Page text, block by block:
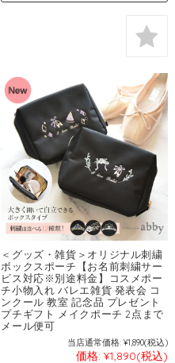
＜グッズ・雑貨＞オリジナル刺繍
ボックスポーチ【お名前刺繍サー
ビス対応※別途料金】コスメポー
チ小物入れ バレエ雑貨 発表会 コ
ンクール 教室 記念品 プレゼント
プチギフト メイクポーチ 2点まで
メール便可
当店通常価格: ¥1,890(税込)
価格: ¥1,890(税込)